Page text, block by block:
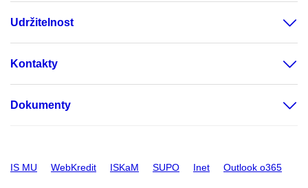
Udržitelnost
Kontakty
Dokumenty
IS MU WebKredit ISKaM SUPO Inet Outlook o365